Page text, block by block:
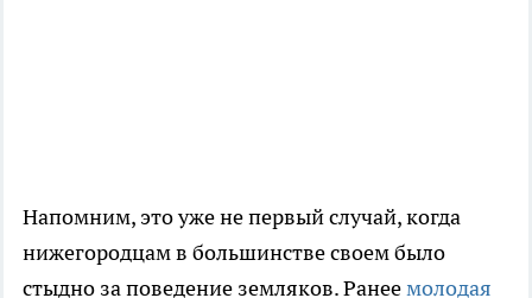
Напомним, это уже не первый случай, когда
нижегородцам в большинстве своем было
стыдно за поведение земляков. Ранеемолодая